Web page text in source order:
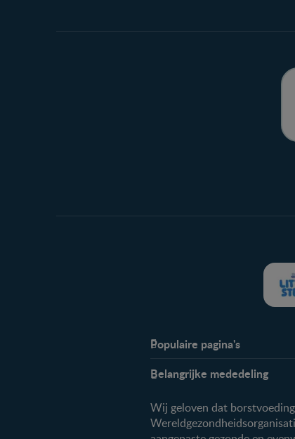
Populaire pagina's
Veelgestelde vragen
Over ons
Contact
Belangrijke mededeling
Wij geloven dat